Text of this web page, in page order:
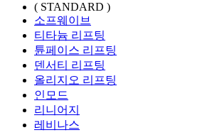
( STANDARD )
소프웨이브
티타늄 리프팅
튠페이스 리프팅
덴서티 리프팅
올리지오 리프팅
인모드
리니어지
레비나스